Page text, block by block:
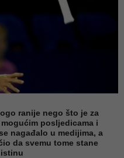
ranije nego što je za
posljedicama i
nagađalo u medijima, a
da svemu tome stane